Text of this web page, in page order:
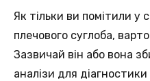
Як тільки ви помітили у
плечового суглоба,
Зазвичай він або вона
аналізи для